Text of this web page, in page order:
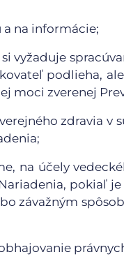
na informácie;
vyžaduje
podlieha,
moci zverenej
zdravia v
na účely
pokiaľ
závažným